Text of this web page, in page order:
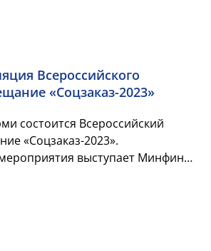
Всероссийского
«Соцзаказ-2023»
состоится Всероссийский
«Соцзаказ-2023».
выступает Минфин
о социальном заказе,...